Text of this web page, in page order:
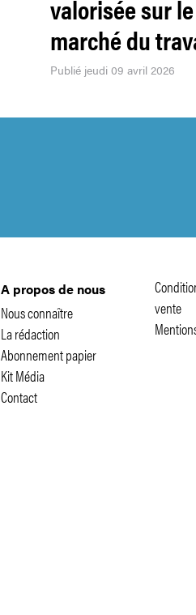
valorisée sur le
marché du
Publié jeudi 09 avril 2026
A propos de nous
Nous connaître
La rédaction
Abonnement papier
Kit Média
Contact
vente